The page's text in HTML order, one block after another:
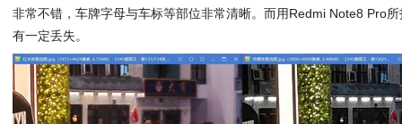
非常不错，车牌字母与车标等部位非常清晰。而用Redmi Note8 Pro
有一定丢失。